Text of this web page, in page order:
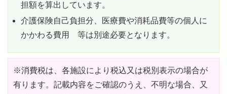
担額を算出しています。
介護保険自己負担分、医療費や消耗品費等の個人に
かかわる費用 等は別途必要となります。
※消費税は、各施設により税込又は税別表示の場合が
有ります。記載内容をご確認のうえ、不明な場合、又